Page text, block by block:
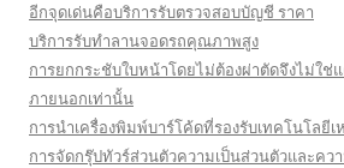
อีกจุดเด่นคือบริการรับตรวจสอบบัญชี ราคา
บริการรับทำลานจอดรถคุณภาพสูง
การยกกระชับใบหน้าโดยไม่ต้องผ่าตัดจึงไม่ใช่
ภายนอกเท่านั้น
การนำเครื่องพิมพ์บาร์โค้ดที่รองรับเทคโนโลยีเ
การจัดกรุ๊ปทัวร์ส่วนตัวความเป็นส่วนตัวและคว